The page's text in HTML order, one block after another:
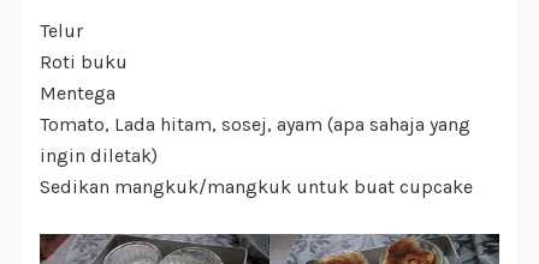
Telur
Roti buku
Mentega
Tomato, Lada hitam, sosej, ayam (apa sahaja yang
ingin diletak)
Sedikan mangkuk/mangkuk untuk buat cupcake